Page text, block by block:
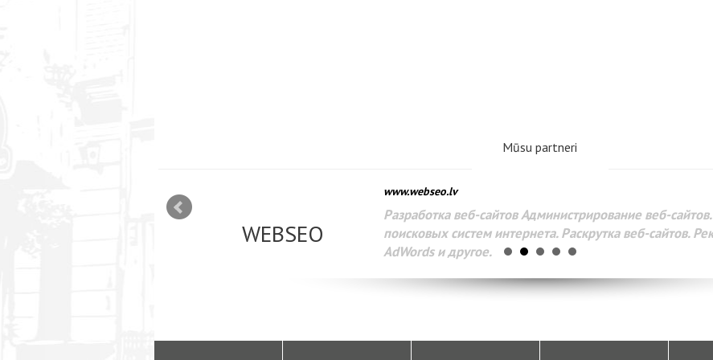
Mūsu partneri
WEBSEO
www.webseo.lv
Разработка веб-сайтов Администрирование веб-
поисковых систем интернета. Раскрутка веб-сайтов.
AdWords и другое.